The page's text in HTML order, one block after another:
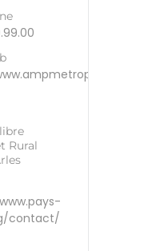
Rural
contact/